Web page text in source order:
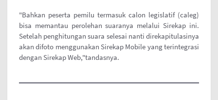
"Bahkan peserta pemilu termasuk calon legislatif (caleg)
bisa memantau perolehan suaranya melalui Sirekap ini.
Setelah penghitungan suara selesai nanti direkapitulasinya
akan difoto menggunakan Sirekap Mobile yang terintegrasi
dengan Sirekap Web,"tandasnya.